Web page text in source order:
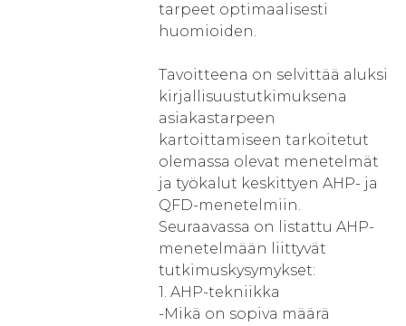
tarpeet optimaalisesti
huomioiden.
Tavoitteena on selvittää aluksi
kirjallisuustutkimuksena
asiakastarpeen
kartoittamiseen tarkoitetut
olemassa olevat menetelmät
ja työkalut keskittyen AHP- ja
QFD-menetelmiin.
Seuraavassa on listattu AHP-
menetelmään liittyvät
tutkimuskysymykset:
1. AHP-tekniikka
-Mikä on sopiva määrä